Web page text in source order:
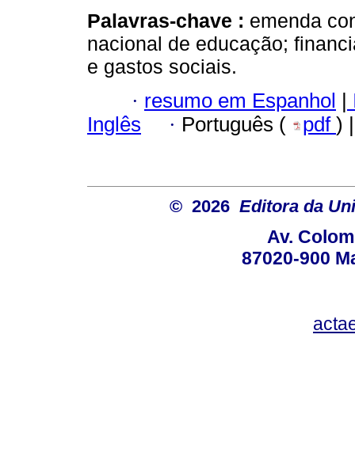
Palavras-chave : emenda
nacional de educação;
e gastos sociais.
· resumo em Espanhol |
Inglês
· Português ( pdf )
© 2026 Editora da
Av.
87020-900